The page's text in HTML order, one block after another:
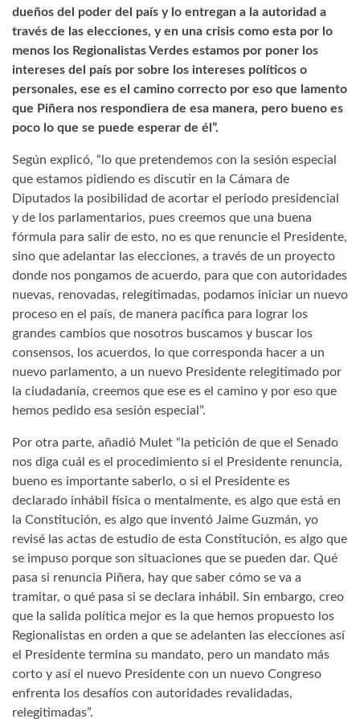
dueños del poder del país y lo entregan a la autoridad a
través de las elecciones, y en una crisis como esta por lo
menos los Regionalistas Verdes estamos por poner los
intereses del país por sobre los intereses políticos o
personales, ese es el camino correcto por eso que lamento
que Piñera nos respondiera de esa manera, pero bueno es
poco lo que se puede esperar de él”.
Según explicó, “lo que pretendemos con la sesión especial
que estamos pidiendo es discutir en la Cámara de
Diputados la posibilidad de acortar el periodo presidencial
y de los parlamentarios, pues creemos que una buena
fórmula para salir de esto, no es que renuncie el Presidente,
sino que adelantar las elecciones, a través de un proyecto
donde nos pongamos de acuerdo, para que con autoridades
nuevas, renovadas, relegitimadas, podamos iniciar un nuevo
proceso en el país, de manera pacífica para lograr los
grandes cambios que nosotros buscamos y buscar los
consensos, los acuerdos, lo que corresponda hacer a un
nuevo parlamento, a un nuevo Presidente relegitimado por
la ciudadanía, creemos que ese es el camino y por eso que
hemos pedido esa sesión especial”.
Por otra parte, añadió Mulet “la petición de que el Senado
nos diga cuál es el procedimiento si el Presidente renuncia,
bueno es importante saberlo, o si el Presidente es
declarado inhábil física o mentalmente, es algo que está en
la Constitución, es algo que inventó Jaime Guzmán, yo
revisé las actas de estudio de esta Constitución, es algo que
se impuso porque son situaciones que se pueden dar. Qué
pasa si renuncia Piñera, hay que saber cómo se va a
tramitar, o qué pasa si se declara inhábil. Sin embargo, creo
que la salida política mejor es la que hemos propuesto los
Regionalistas en orden a que se adelanten las elecciones así
el Presidente termina su mandato, pero un mandato más
corto y así el nuevo Presidente con un nuevo Congreso
enfrenta los desafíos con autoridades revalidadas,
relegitimadas”.